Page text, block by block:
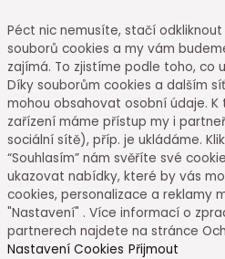
Péct nic nemusíte, stačí
souborů cookies a my vám
zajímá. To zjistíme podle toho, co
Díky souborům cookies a dalším
mohou obsahovat osobní údaje.
zařízení máme přístup my i
sociální sítě), příp. je ukládáme.
“Souhlasím” nám svěříte své
ukazovat nabídky, které by vás
cookies, personalizace a reklamy
"Nastavení" . Více informací o
partnerech najdete na stránce
Nastavení Cookies Přijmout